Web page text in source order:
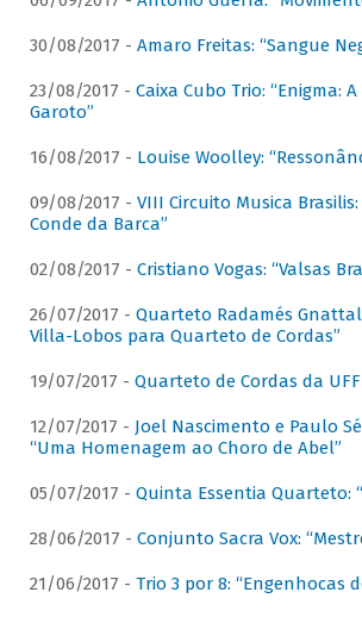
30/08/2017 - Amaro Freitas: “Sangue
23/08/2017 - Caixa Cubo Trio: “Enigma:
Garoto”
16/08/2017 - Louise Woolley:
09/08/2017 - VIII Circuito Musica
Conde da Barca”
02/08/2017 - Cristiano Vogas: “Valsas
26/07/2017 - Quarteto Radamés
Villa-Lobos para Quarteto de Cordas”
19/07/2017 - Quarteto de Cordas da UFF
12/07/2017 - Joel Nascimento e Paulo
“Uma Homenagem ao Choro de Abel”
05/07/2017 - Quinta Essentia Quarteto:
28/06/2017 - Conjunto Sacra Vox:
21/06/2017 - Trio 3 por 8: “Engenhocas